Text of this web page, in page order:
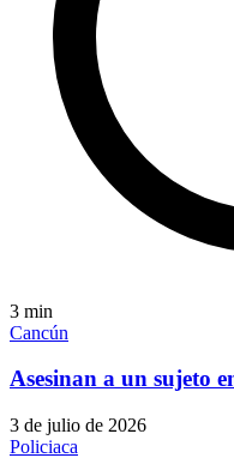
3 min
Cancún
Asesinan a un sujeto
3 de julio de 2026
Policiaca